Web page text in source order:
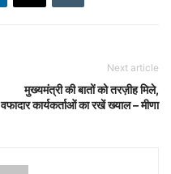
Next article
मुख्यमंत्री की बातों को तरज़ीह मिले,
वफादार कार्यकर्ताओं का रखें ख्याल – मीणा